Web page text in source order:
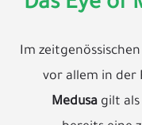
Das Eye of
Im
vor allem in der
Medusa gilt